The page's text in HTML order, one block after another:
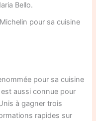
Bello.
pour sa cuisine
pour sa cuisine
aussi connue pour
à gagner trois
rapides sur